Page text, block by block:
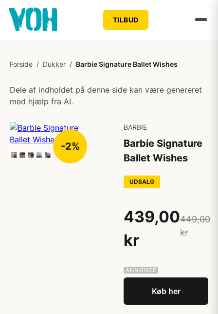
TILBUD
Forside / Dukker / Barbie Signature Ballet Wishes
Dele af indholdet på denne side kan være genereret
med hjælp fra AI.
-2%
BARBIE
Barbie Signature
Ballet Wishes
UDSALG
439,00
kr
449,00
kr
Køb her